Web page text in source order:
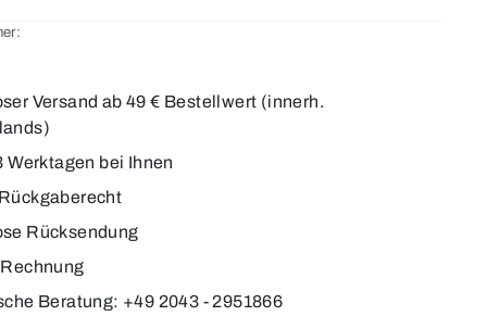
Versand ab 49 € Bestellwert (innerh.
Werktagen bei Ihnen
Rücksendung
Beratung: +49 2043 - 2951866